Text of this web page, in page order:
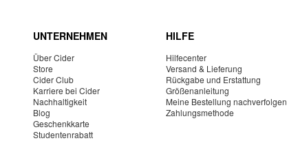
UNTERNEHMEN
Über Cider
Store
Cider Club
Karriere bei Cider
Nachhaltigkeit
Blog
Geschenkkarte
Studentenrabatt
HILFE
Hilfecenter
Versand & Lieferung
Rückgabe und Erstattung
Größenanleitung
Meine Bestellung nachverfolgen
Zahlungsmethode